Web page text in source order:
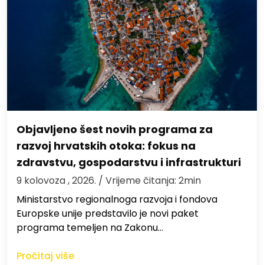
Objavljeno šest novih programa za
razvoj hrvatskih otoka: fokus na
zdravstvu, gospodarstvu i infrastrukturi
9 kolovoza , 2026. / Vrijeme čitanja: 2min
Ministarstvo regionalnoga razvoja i fondova
Europske unije predstavilo je novi paket
programa temeljen na Zakonu…
Pročitaj više